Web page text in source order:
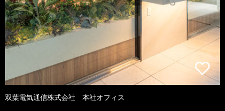
双葉電気通信株式会社 本社オフィス